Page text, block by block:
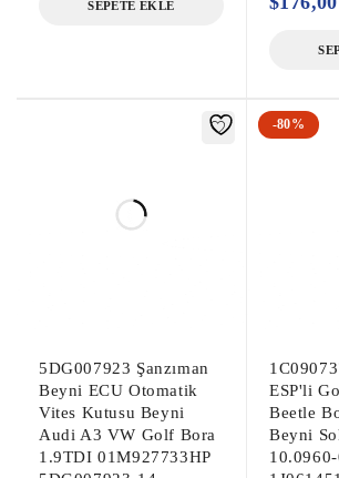
Dağıtım|
|Direksiyon Beyni|EPS
307 Çıkma Motor
SEPETE EKLE
5DG007923 Şanzıman
Beyni ECU Otomatik
Vites Kutusu Beyni
Audi A3 VW Golf Bora
1.9TDI 01M927733HP
-80%
ESP'li
Beetle
Beyni